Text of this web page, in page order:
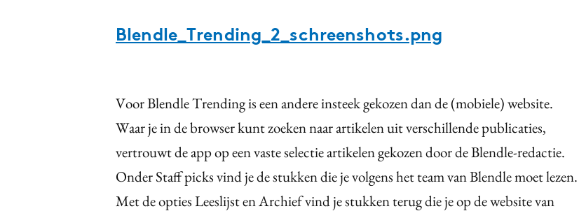
Blendle_Trending_2_schreenshots.png
Voor Blendle Trending is een andere insteek gekozen dan de (mobiele) website.
Waar je in de browser kunt zoeken naar artikelen uit verschillende publicaties,
vertrouwt de app op een vaste selectie artikelen gekozen door de Blendle-redactie.
Onder Staff picks vind je de stukken die je volgens het team van Blendle moet lezen.
Met de opties Leeslijst en Archief vind je stukken terug die je op de website van